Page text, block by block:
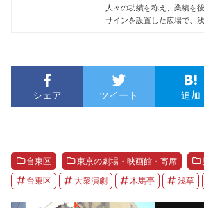
人々の功績を称え、業績を
サインを設置した広場で、
シェア ツイート 追加
台東区 東京の劇場・映画館・寄席
台東区 大衆演劇 木馬亭 浅草